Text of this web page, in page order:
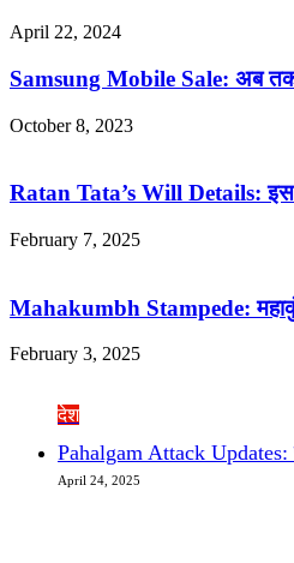
April 22, 2024
Samsung Mobile Sale: अब तक
October 8, 2023
Ratan Tata’s Will Details:
February 7, 2025
Mahakumbh Stampede:
February 3, 2025
देश
Pahalgam Attack Updates:
April 24, 2025